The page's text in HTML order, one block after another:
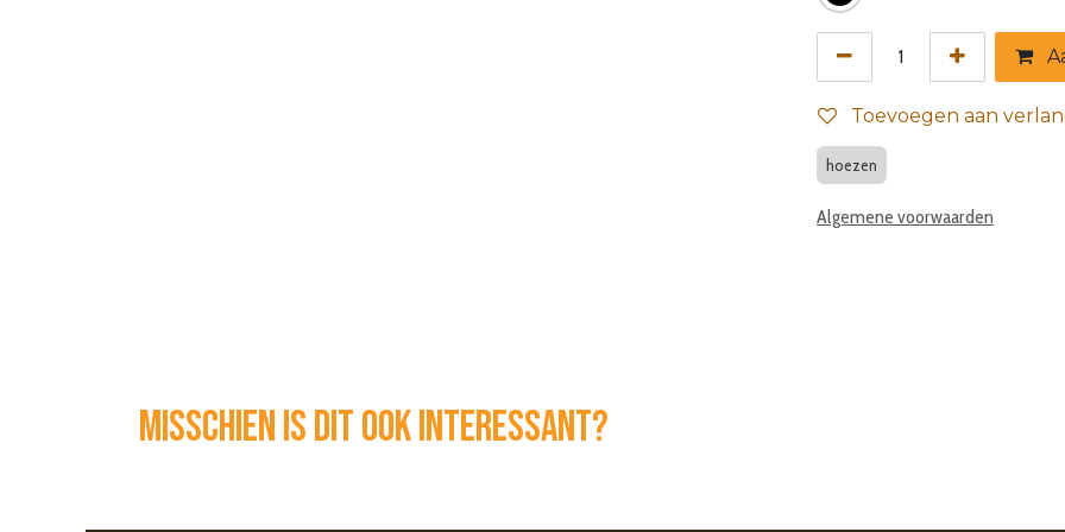
Toevoegen aan
hoezen
Algemene voorwaarden
Misschien is dit ook interessant?